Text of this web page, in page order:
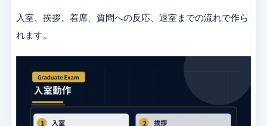
入室、挨拶、着席、質問への反応、退室までの流れで作ら
れます。